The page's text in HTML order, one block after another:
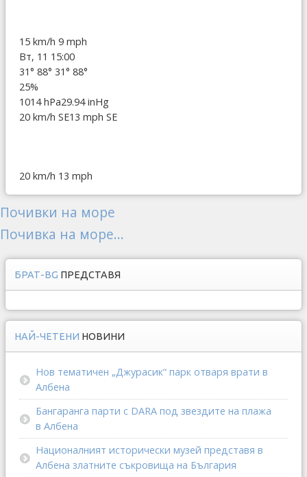
15 km/h 9 mph
Вт, 11 15:00
31° 88° 31° 88°
25%
1014 hPa29.94 inHg
20 km/h SE13 mph SE
20 km/h 13 mph
Почивки на море
Почивка на море...
БРАТ-BG ПРЕДСТАВЯ
НАЙ-ЧЕТЕНИ НОВИНИ
Нов тематичен „Джурасик“ парк отваря врати в
Албена
Бангаранга парти с DARA под звездите на плажа
в Албена
Националният исторически музей представя в
Албена златните съкровища на България